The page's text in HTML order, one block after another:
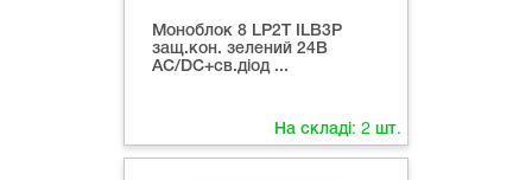
Моноблок 8 LP2T ILB3Р
защ.кон. зелений 24В
AC/DC+св.діод ...
На складі: 2 шт.